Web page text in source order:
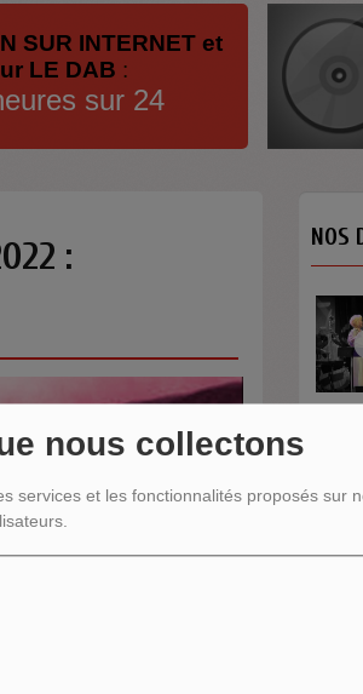
nous collectons
services et les fonctionnalités proposés sur
SUR INTERNET et
LE DAB :
sur 24
:
NOS